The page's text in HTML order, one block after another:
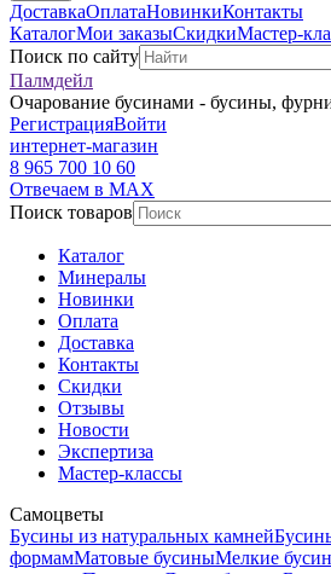
ДоставкаОплатаНовинкиКонтакты
КаталогМои заказыСкидкиМастер-
Поиск по сайту
Палмдейл
Очарование бусинами - бусины,
РегистрацияВойти
интернет-магазин
8 965 700 10 60
Отвечаем в MAX
Поиск товаров
Каталог
Минералы
Новинки
Оплата
Доставка
Контакты
Скидки
Отзывы
Новости
Экспертиза
Мастер-классы
Самоцветы
Бусины из натуральных камней
формамМатовые бусиныМелкие